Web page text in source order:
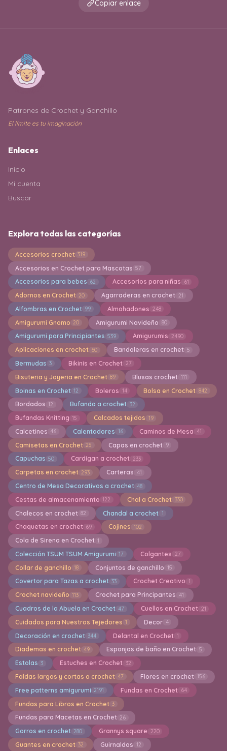
Copiar enlace
Patrones de Crochet y Ganchillo
El límite es tu imaginación
Enlaces
Inicio
Mi cuenta
Buscar
Explora todas las categorías
Accesorios crochet 319
Accesorios en Crochet para Mascotas 57
Accesorios para bebes 62 Accesorios para niñas 61
Adornos en Crochet 20 Agarraderas en crochet 21
Alfombras en Crochet 99 Almohadones 248
Amigurumi Gnomo 20 Amigurumi Navideño 80
Amigurumi para Principiantes 539 Amigurumis 2490
Aplicaciones en crochet 60 Bandoleras en crochet 5
Bermudas 3 Bikinis en Crochet 27
Bisuteria y Joyeria en Crochet 89 Blusas crochet 111
Boinas en Crochet 12 Boleros 14 Bolsa en Crochet 842
Bordados 12 Bufanda a crochet 32
Bufandas Knitting 15 Calcados tejidos 19
Calcetines 46 Calentadores 16 Caminos de Mesa 41
Camisetas en Crochet 25 Capas en crochet 9
Capuchas 50 Cardigan a crochet 233
Carpetas en crochet 293 Carteras 41
Centro de Mesa Decorativos a crochet 48
Cestas de almacenamiento 122 Chal a Crochet 330
Chalecos en crochet 82 Chandal a crochet 1
Chaquetas en crochet 69 Cojines 102
Cola de Sirena en Crochet 1
Colección TSUM TSUM Amigurumi 17 Colgantes 27
Collar de ganchillo 18 Conjuntos de ganchillo 15
Covertor para Tazas a crochet 33 Crochet Creativo 1
Crochet navideño 113 Crochet para Principantes 41
Cuadros de la Abuela en Crochet 47 Cuellos en Crochet 21
Cuidados para Nuestros Tejedores 1 Decor 4
Decoración en crochet 344 Delantal en Crochet 1
Diademas en crochet 49 Esponjas de baño en Crochet 5
Estolas 3 Estuches en Crochet 32
Faldas largas y cortas a crochet 47 Flores en crochet 156
Free patterns amigurumi 2191 Fundas en Crochet 64
Fundas para Libros en Crochet 3
Fundas para Macetas en Crochet 26
Gorros en crochet 280 Grannys square 220
Guantes en crochet 32 Guirnaldas 12